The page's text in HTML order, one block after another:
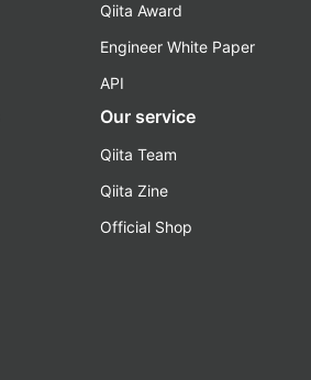
Qiita Award
Engineer White Paper
API
Our service
Qiita Team
Qiita Zine
Official Shop